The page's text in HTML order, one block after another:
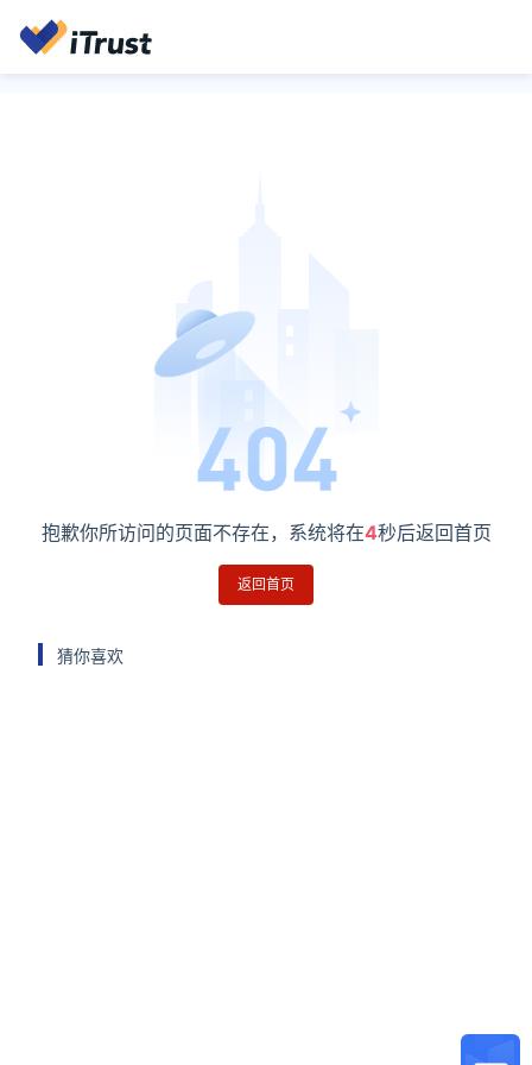
抱歉你所访问的页面不存在，系统将在4秒后返回首页
返回首页
猜你喜欢